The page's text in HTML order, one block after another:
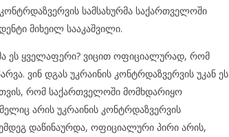
სამსახურმა საქართველოში
მიხეილ სააკაშვილი.
ეს ყველაფერი? ვიცით ოფიციალურად, რომ
ვინ დგას უკრაინის კონტრდაზვერვის უკან ეს
რომ საქართველოში მომხდარიყო
არის უკრაინის კონტრდაზვერვის
დაწინაურდა, ოფიციალური პირი არის,